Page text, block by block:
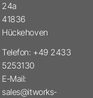
24a
41836
Hückehoven
Telefon: +49 2433
5253130
E-Mail:
sales@itworks-